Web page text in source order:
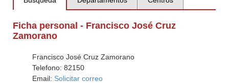
Ficha personal - Francisco José Cruz
Zamorano
Francisco José Cruz Zamorano
Telefono: 82150
Email: Solicitar correo